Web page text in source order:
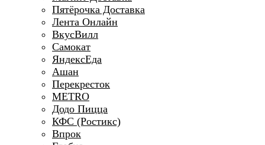
Пятёрочка Доставка
Лента Онлайн
ВкусВилл
Самокат
ЯндексЕда
Ашан
Перекресток
METRO
Додо Пицца
КФС (Ростикс)
Впрок